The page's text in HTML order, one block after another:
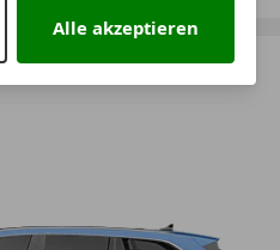
Alle akzeptieren